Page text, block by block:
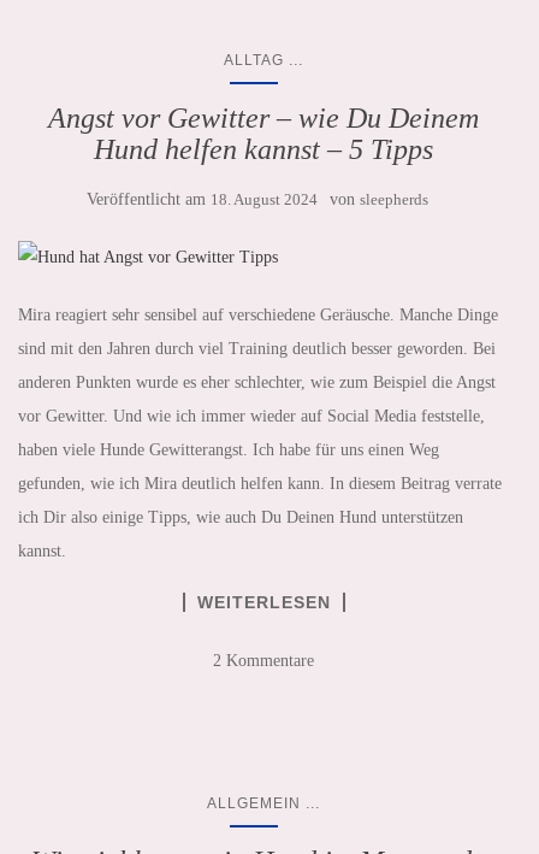
ALLTAG
Angst vor Gewitter – wie Du Deinem
Hund helfen kannst – 5 Tipps
Veröffentlicht am 18. August 2024 von sleepherds
Mira reagiert sehr sensibel auf verschiedene Geräusche. Manche Dinge
sind mit den Jahren durch viel Training deutlich besser geworden. Bei
anderen Punkten wurde es eher schlechter, wie zum Beispiel die Angst
vor Gewitter. Und wie ich immer wieder auf Social Media feststelle,
haben viele Hunde Gewitterangst. Ich habe für uns einen Weg
gefunden, wie ich Mira deutlich helfen kann. In diesem Beitrag verrate
ich Dir also einige Tipps, wie auch Du Deinen Hund unterstützen
kannst.
WEITERLESEN
2 Kommentare
ALLGEMEIN